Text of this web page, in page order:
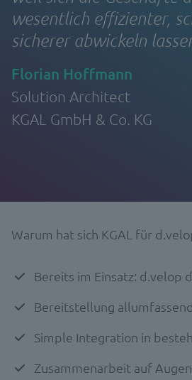
wesentlich effizienter,
sicherer abwickeln
Florian Hoffmann
Solution Architect
KGAL GmbH & Co. KG
Warum hat sich KGAL für
Bereits im Einsatz: d.velop
Bereitstellung
Simple Integration in
Zusammenarbeit auf